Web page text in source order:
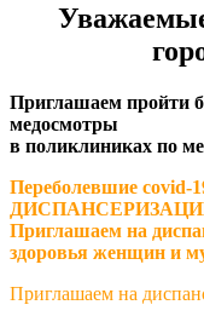
Приглашаем пройти
медосмотры
в поликлиниках по
Переболевшие
Приглашаем на
здоровья женщин и
Приглашаем на